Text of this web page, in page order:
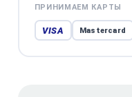
ПРИНИМАЕМ КАРТЫ
VISA Mastercard